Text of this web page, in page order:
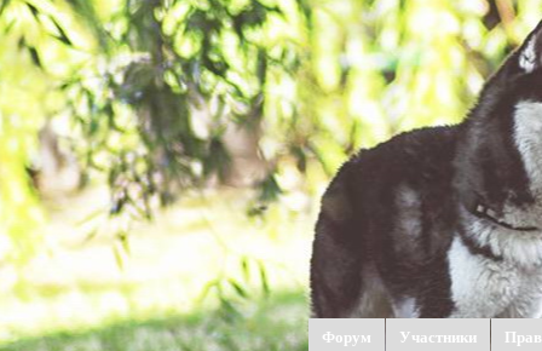
Форум Участники